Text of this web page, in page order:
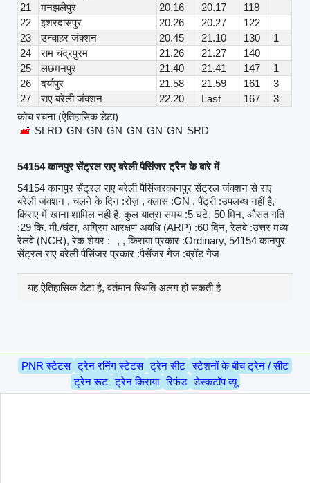
21
मनझलेपुर 20.16 20.17
118
22
इशरदासपुर 20.26 20.27
122
23
उन्चाहर जंक्शन 20.45 21.10 130
1
24
राम चंद्रपुरम 21.26 21.27
140
25
लछमनपुर 21.40 21.41 147
1
26
दर्यापुर 21.58 21.59 161
3
27
राए बरेली जंक्शन 22.20 Last 167
3
कोच रचना (ऐतिहासिक डेटा)
SLRD GN GN GN GN GN GN SRD
54154 कानपुर सेंट्रल राए बरेली पैसिंजर ट्रैन के बारे में
54154 कानपुर सेंट्रल राए बरेली पैसिंजरकानपुर सेंट्रल जंक्शन से राए
बरेली जंक्शन , चलने के दिन :रोज़ , क्लास :GN , पैंट्री :उपलब्ध नहीं है,
किराए में खाना शामिल नहीं है, कुल यात्रा समय :5 घंटे, 50 मिन, औसत गति
:29 कि. मी./घंटा, अग्रिम आरक्षण अवधि (ARP) :60 दिन, रेलवे :उत्तर मध्य
रेलवे (NCR), रेक शेयर :
, , किराया प्रकार :Ordinary, 54154 कानपुर
सेंट्रल राए बरेली पैसिंजर प्रकार :पैसेंजर गेज :ब्रॉड गेज
यह ऐतिहासिक डेटा है, वर्तमान स्थिति अलग हो सकती है
PNR स्टेटस ट्रेन रनिंग स्टेटस ट्रेन सीट स्टेशनों के बीच ट्रेन / सीट
ट्रेन रूट ट्रेन किराया रिफंड डेस्कटॉप व्यू